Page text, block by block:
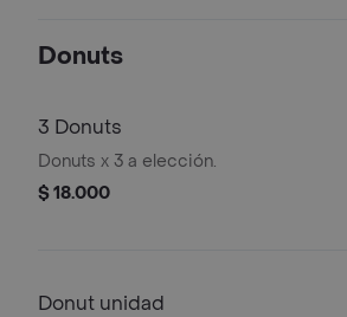
Donuts
3 Donuts
Donuts x 3 a elección.
$ 18.000
Donut unidad